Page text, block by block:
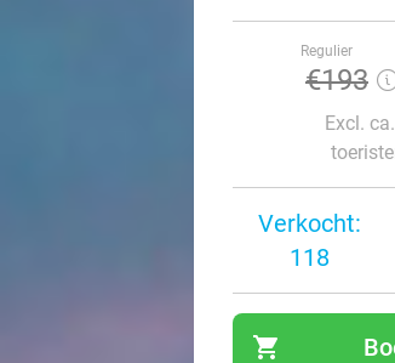
Regulier
€193
Excl.
Verkocht:
118
shopping_cart